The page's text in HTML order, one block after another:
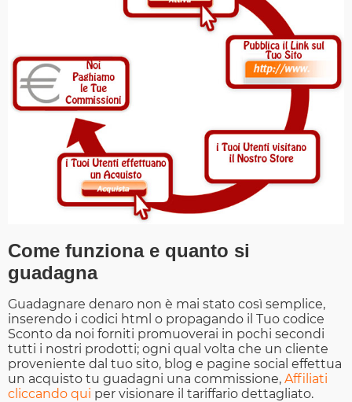
Come funziona e quanto si
guadagna
Guadagnare denaro non è mai stato così semplice,
inserendo i codici html o propagando il Tuo codice
Sconto da noi forniti promuoverai in pochi secondi
tutti i nostri prodotti; ogni qual volta che un cliente
proveniente dal tuo sito, blog e pagine social effettua
un acquisto tu guadagni una commissione, Affiliati
cliccando qui per visionare il tariffario dettagliato.